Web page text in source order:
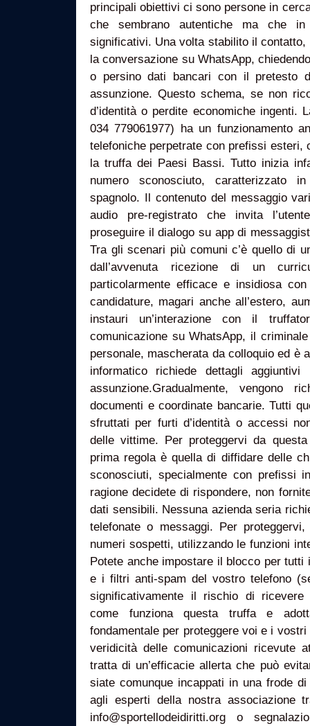
principali obiettivi ci sono persone in
che sembrano autentiche ma che in
significativi. Una volta stabilito il
la conversazione su WhatsApp,
o persino dati bancari con il pretesto
assunzione. Questo schema, se non
d’identità o perdite economiche ingenti.
034 779061977) ha un funzionamento
telefoniche perpetrate con prefissi esteri,
la truffa dei Paesi Bassi. Tutto inizia
numero sconosciuto, caratterizzato
spagnolo. Il contenuto del messaggio
audio pre-registrato che invita
proseguire il dialogo su app di
Tra gli scenari più comuni c’è quello di
dall’avvenuta ricezione di un
particolarmente efficace e insidiosa
candidature, magari anche all’estero,
instauri un’interazione con il
comunicazione su WhatsApp, il
personale, mascherata da colloquio ed è
informatico richiede dettagli
assunzione.Gradualmente, vengono
documenti e coordinate bancarie. Tutti
sfruttati per furti d’identità o accessi
delle vittime. Per proteggervi da
prima regola è quella di diffidare delle
sconosciuti, specialmente con prefissi
ragione decidete di rispondere, non
dati sensibili. Nessuna azienda seria
telefonate o messaggi. Per
numeri sospetti, utilizzando le funzioni
Potete anche impostare il blocco per
e i filtri anti-spam del vostro telefono
significativamente il rischio di ricevere
come funziona questa truffa e
fondamentale per proteggere voi e i
veridicità delle comunicazioni ricevute
tratta di un’efficacie allerta che può
siate comunque incappati in una frode
agli esperti della nostra associazione
info@sportellodeidiritti.org o